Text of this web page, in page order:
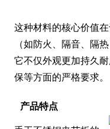
这种材料的核心价值
（如防火、隔音、隔
它不仅外观更加持久
保等方面的严格要求。
产品特点